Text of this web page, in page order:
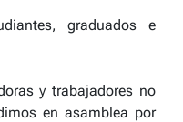
graduados e
y trabajadores no
en asamblea por